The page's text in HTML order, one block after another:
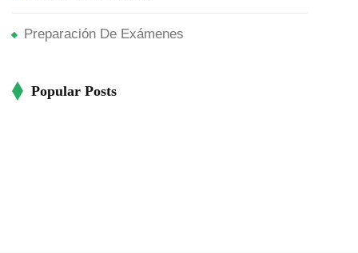
Preparación De Exámenes
Popular Posts